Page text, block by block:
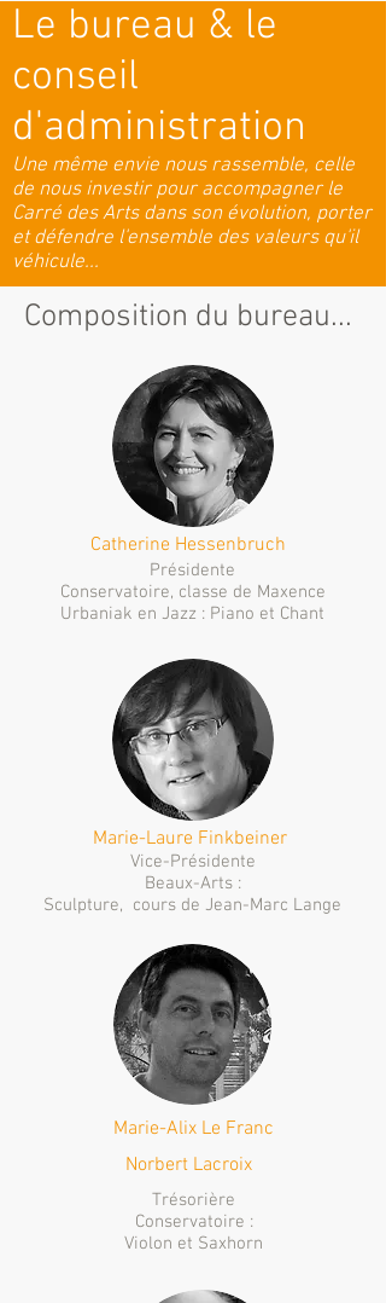
Le bureau & le
conseil
d'administration
Une même envie nous rassemble, celle
de nous investir pour accompagner le
Carré des Arts dans son évolution, porter
et défendre l'ensemble des valeurs qu'il
véhicule...
Composition du bureau...
Catherine Hessenbruch
Présidente
Conservatoire, classe de Maxence
Urbaniak en Jazz : Piano et Chant
Marie-Laure Finkbeiner
Vice-Présidente
Beaux-Arts :
Sculpture, cours de Jean-Marc Lange
Marie-Alix Le Franc
Norbert Lacroix
Trésorière
Conservatoire :
Violon et Saxhorn